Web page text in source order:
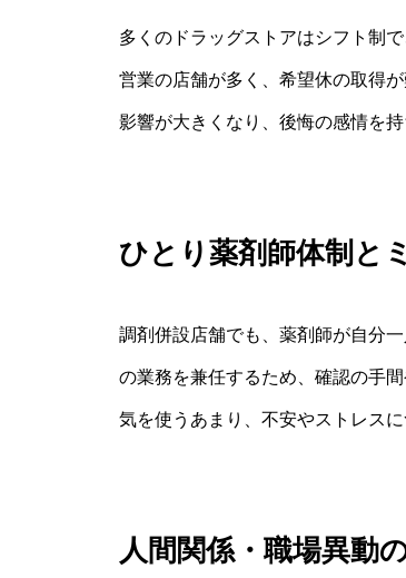
多くのドラッグストアはシフト制
営業の店舗が多く、希望休の取得
影響が大きくなり、後悔の感情を持
ひとり薬剤師体制と
調剤併設店舗でも、薬剤師が自分
の業務を兼任するため、確認の手
気を使うあまり、不安やストレス
人間関係・職場異動